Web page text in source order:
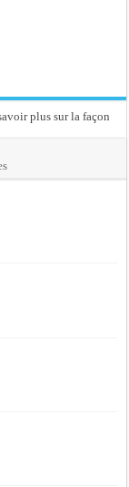
plus sur la façon